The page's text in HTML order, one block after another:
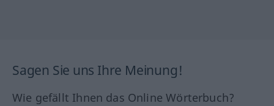
Sagen Sie uns Ihre Meinung!
Wie gefällt Ihnen das Online Wörterbuch?